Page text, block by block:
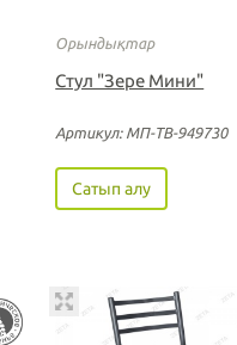
Орындықтар
Стул "Зере Мини"
Артикул: МП-ТВ-949730
Сатып алу